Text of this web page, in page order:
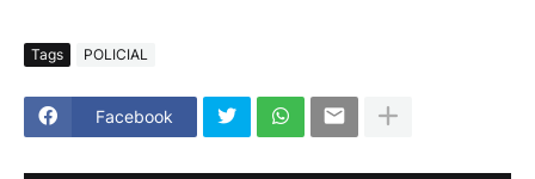
Tags POLICIAL
Facebook